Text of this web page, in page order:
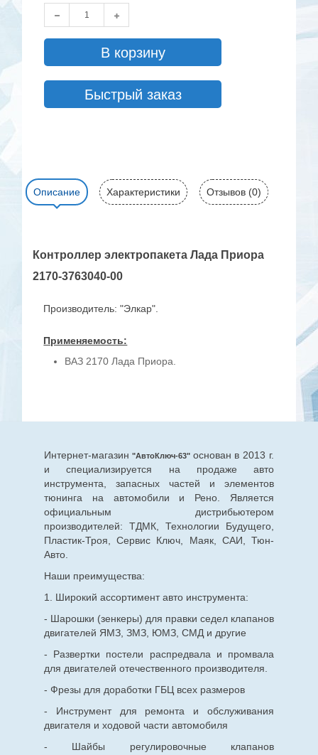
В корзину
Быстрый заказ
Описание Характеристики Отзывов (0)
Контроллер электропакета Лада Приора
2170-3763040-00
Производитель: "Элкар".
Применяемость:
ВАЗ 2170 Лада Приора.
Интернет-магазин "АвтоКлюч-63" основан в 2013 г.
и специализируется на продаже авто
инструмента, запасных частей и элементов
тюнинга на автомобили и Рено. Является
официальным дистрибьютером
производителей: ТДМК, Технологии Будущего,
Пластик-Троя, Сервис Ключ, Маяк, САИ, Тюн-
Авто.
Наши преимущества:
1. Широкий ассортимент авто инструмента:
- Шарошки (зенкеры) для правки седел клапанов
двигателей ЯМЗ, ЗМЗ, ЮМЗ, СМД и другие
- Развертки постели распредвала и промвала
для двигателей отечественного производителя.
- Фрезы для доработки ГБЦ всех размеров
- Инструмент для ремонта и обслуживания
двигателя и ходовой части автомобиля
- Шайбы регулировочные клапанов